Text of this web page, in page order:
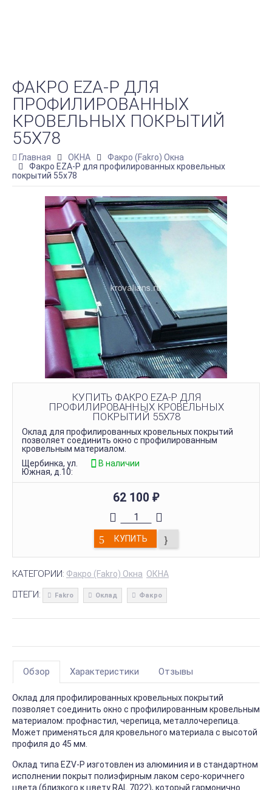
ФАКРО EZA-P ДЛЯ
ПРОФИЛИРОВАННЫХ
КРОВЕЛЬНЫХ ПОКРЫТИЙ
55Х78
Главная ОКНА
Факро (Fakro) Окна
Факро EZA-P для профилированных кровельных
покрытий 55х78
КУПИТЬ ФАКРО EZA-P ДЛЯ
ПРОФИЛИРОВАННЫХ КРОВЕЛЬНЫХ
ПОКРЫТИЙ 55Х78
Оклад для профилированных кровельных покрытий
позволяет соединить окно с профилированным
кровельным материалом.
Щербинка, ул.
Южная, д.10:
В наличии
62 100 ₽
КУПИТЬ
КАТЕГОРИИ: Факро (Fakro) Окна ОКНА
ТЕГИ: Fakro Оклад Факро
Обзор Характеристики Отзывы
Оклад для профилированных кровельных покрытий
позволяет соединить окно с профилированным кровельным
материалом: профнастил, черепица, металлочерепица.
Может применяться для кровельного материала с высотой
профиля до 45 мм.
Оклад типа EZV-P изготовлен из алюминия и в стандартном
исполнении покрыт полиэфирным лаком серо-коричнего
цвета (близкого к цвету RAL 7022), который гармонично